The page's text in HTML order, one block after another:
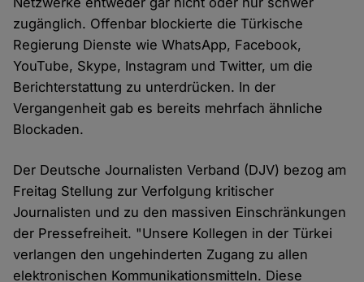
zugänglich. Offenbar blockierte die Türkische
Regierung Dienste wie WhatsApp, Facebook,
YouTube, Skype, Instagram und Twitter, um die
Berichterstattung zu unterdrücken. In der
Vergangenheit gab es bereits mehrfach ähnliche
Blockaden.
Der Deutsche Journalisten Verband (DJV) bezog am
Freitag Stellung zur Verfolgung kritischer
Journalisten und zu den massiven Einschränkungen
der Pressefreiheit. "Unsere Kollegen in der Türkei
verlangen den ungehinderten Zugang zu allen
elektronischen Kommunikationsmitteln. Diese